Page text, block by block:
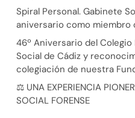
Spiral Personal. Gabinete
aniversario como miembro
46º Aniversario del
Social de Cádiz y
colegiación de nuestra
⚖️ UNA EXPERIENCIA
SOCIAL FORENSE